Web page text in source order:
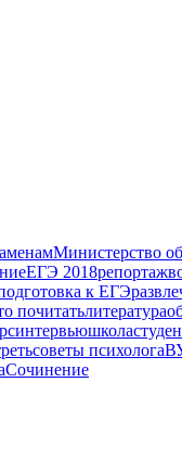
Министерство
ЕГЭ 2018репортаж
к ЕГЭ
почитатьлитература
интервьюшкола
советы психолога
Сочинение